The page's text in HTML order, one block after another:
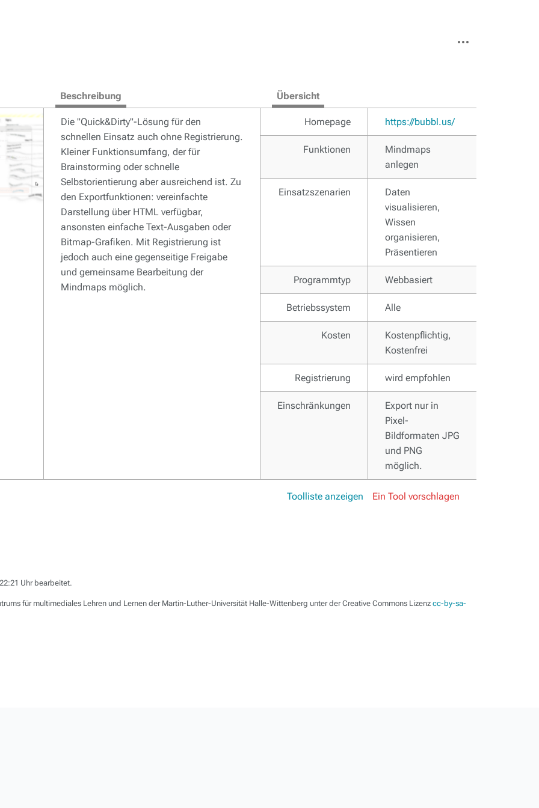
Aktionen
Beschreibung Übersicht
Die "Quick&Dirty"-Lösung für den
schnellen Einsatz auch ohne Registrierung.
Kleiner Funktionsumfang, der für
Brainstorming oder schnelle
Selbstorientierung aber ausreichend ist. Zu
den Exportfunktionen: vereinfachte
Darstellung über HTML verfügbar,
ansonsten einfache Text-Ausgaben oder
Bitmap-Grafiken. Mit Registrierung ist
jedoch auch eine gegenseitige Freigabe
und gemeinsame Bearbeitung der
Mindmaps möglich.
Homepage https://bubbl.us/
Funktionen
Mindmaps
anlegen
Einsatzszenarien
Daten
visualisieren,
Wissen
organisieren,
Präsentieren
Programmtyp Webbasiert
Betriebssystem Alle
Kosten
Kostenpflichtig,
Kostenfrei
Registrierung wird empfohlen
Einschränkungen
Export nur in
Pixel-
Bildformaten JPG
und PNG
möglich.
Toolliste anzeigen Ein Tool vorschlagen
Uhr bearbeitet.
für multimediales Lehren und Lernen der Martin-Luther-Universität Halle-Wittenberg unter der Creative Commons Lizenz cc-by-sa-